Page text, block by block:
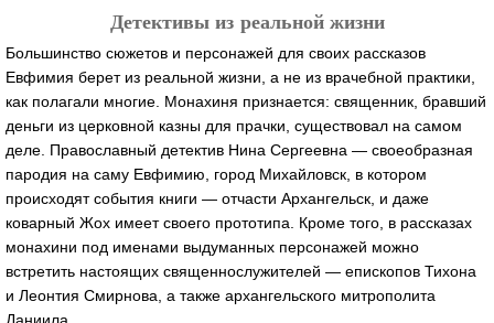
Детективы из реальной жизни
Большинство сюжетов и персонажей для своих рассказов
Евфимия берет из реальной жизни, а не из врачебной практики,
как полагали многие. Монахиня признается: священник, бравший
деньги из церковной казны для прачки, существовал на самом
деле. Православный детектив Нина Сергеевна — своеобразная
пародия на саму Евфимию, город Михайловск, в котором
происходят события книги — отчасти Архангельск, и даже
коварный Жох имеет своего прототипа. Кроме того, в рассказах
монахини под именами выдуманных персонажей можно
встретить настоящих священнослужителей — епископов Тихона
и Леонтия Смирнова, а также архангельского митрополита